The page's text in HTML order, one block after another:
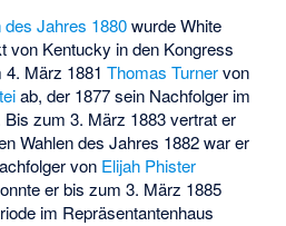
Jahres 1880wurde White
von Kentucky in den Kongress
4. März 1881Thomas Turnervon
ab, der 1877 sein Nachfolger im
zum 3. März 1883 vertrat er
Wahlen des Jahres 1882 war er
von Elijah Phister
er bis zum 3. März 1885
im Repräsentantenhaus